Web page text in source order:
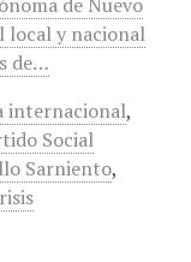
local y nacional
de…
internacional,
Social
Sarniento,